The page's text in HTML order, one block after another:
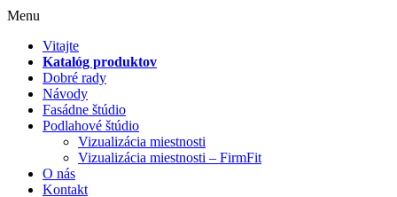
Menu
Vitajte
Katalóg produktov
Dobré rady
Návody
Fasádne štúdio
Podlahové štúdio
Vizualizácia miestnosti
Vizualizácia miestnosti – FirmFit
O nás
Kontakt